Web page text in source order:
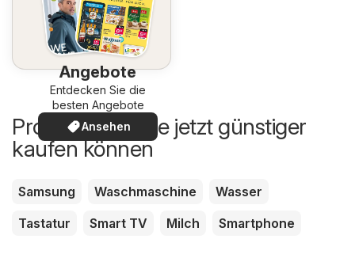
Angebote
Entdecken Sie die
besten Angebote
Ansehen
Produkte, die Sie jetzt günstiger
kaufen können
Samsung Waschmaschine
Wasser
Tastatur
Smart TV Milch Smartphone